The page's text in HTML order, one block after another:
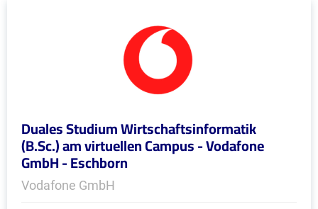
Duales Studium Wirtschaftsinformatik
(B.Sc.) am virtuellen Campus - Vodafone
GmbH - Eschborn
Vodafone GmbH